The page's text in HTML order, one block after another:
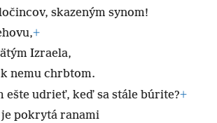
skazeným synom!
+
Izraela,
nemu chrbtom.
ešte udrieť, keď sa stále búrite?+
je pokrytá ranami